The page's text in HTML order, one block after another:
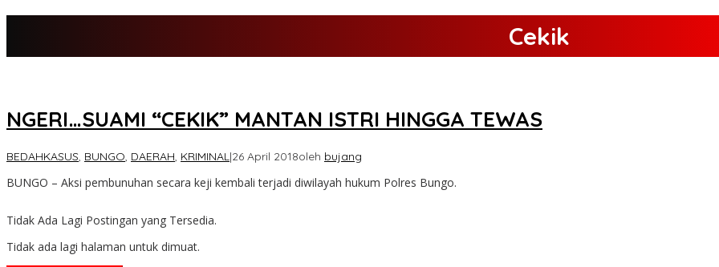
Cekik
NGERI…SUAMI “CEKIK” MANTAN ISTRI HINGGA TEWAS
BEDAHKASUS, BUNGO, DAERAH, KRIMINAL|26 April 2018oleh bujang
BUNGO – Aksi pembunuhan secara keji kembali terjadi diwilayah hukum Polres Bungo.
Tidak Ada Lagi Postingan yang Tersedia.
Tidak ada lagi halaman untuk dimuat.